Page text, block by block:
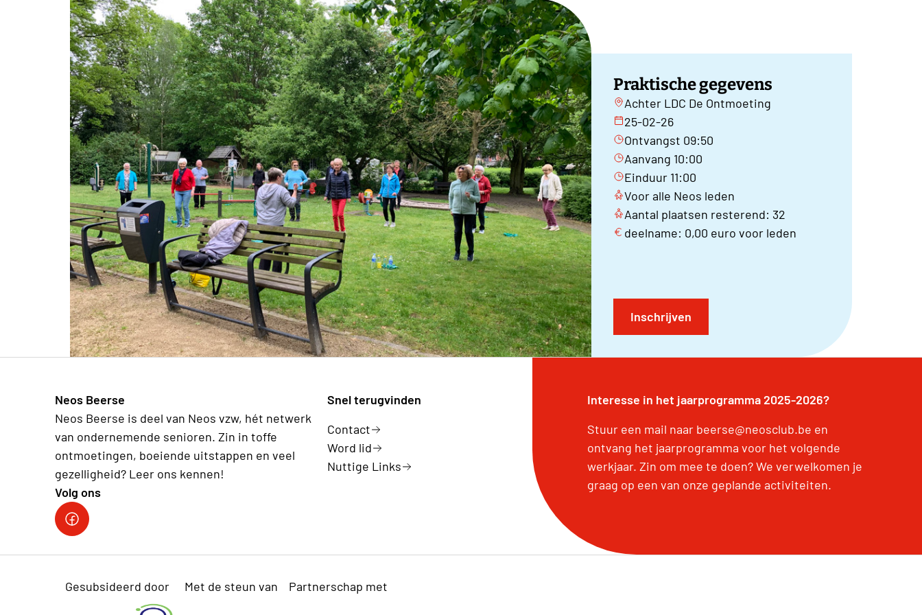
Praktische gegevens
Achter LDC De Ontmoeting
25-02-26
Ontvangst 09:50
Aanvang 10:00
Einduur 11:00
Voor alle Neos leden
Aantal plaatsen resterend: 32
deelname: 0,00 euro voor leden
Inschrijven
Neos Beerse
Neos Beerse is deel van Neos vzw, hét netwerk
van ondernemende senioren. Zin in toffe
ontmoetingen, boeiende uitstappen en veel
gezelligheid? Leer ons kennen!
Volg ons
Facebook
Snel terugvinden
Contact
Word lid
Nuttige Links
Interesse in het jaarprogramma 2025-2026?
Stuur een mail naar beerse@neosclub.be en
ontvang het jaarprogramma voor het volgende
werkjaar. Zin om mee te doen? We verwelkomen je
graag op een van onze geplande activiteiten.
Gesubsideerd door Met de steun van Partnerschap met